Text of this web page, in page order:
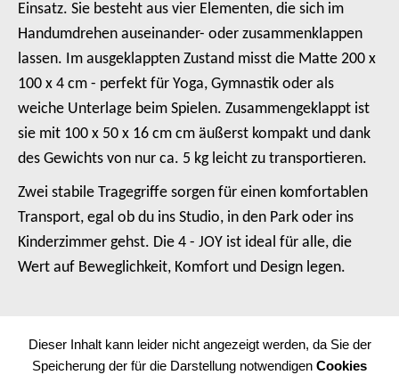
Einsatz. Sie besteht aus vier Elementen, die sich im
Handumdrehen auseinander- oder zusammenklappen
lassen. Im ausgeklappten Zustand misst die Matte 200 x
100 x 4 cm - perfekt für Yoga, Gymnastik oder als
weiche Unterlage beim Spielen. Zusammengeklappt ist
sie mit 100 x 50 x 16 cm cm äußerst kompakt und dank
des Gewichts von nur ca. 5 kg leicht zu transportieren.
Zwei stabile Tragegriffe sorgen für einen komfortablen
Transport, egal ob du ins Studio, in den Park oder ins
Kinderzimmer gehst. Die 4 - JOY ist ideal für alle, die
Wert auf Beweglichkeit, Komfort und Design legen.
Dieser Inhalt kann leider nicht angezeigt werden, da Sie der
Speicherung der für die Darstellung notwendigen Cookies